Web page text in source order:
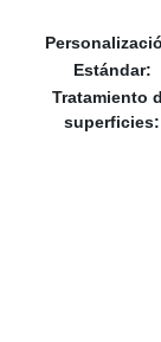
Estándar:
Tratamiento
superficies: